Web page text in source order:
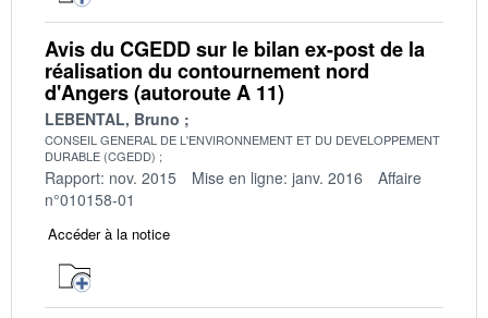
Avis du CGEDD sur le bilan ex-post de la
réalisation du contournement nord
d'Angers (autoroute A 11)
LEBENTAL, Bruno
CONSEIL GENERAL DE L'ENVIRONNEMENT ET DU DEVELOPPEMENT
DURABLE (CGEDD)
Rapport: nov. 2015 Mise en ligne: janv. 2016
Affaire
n°010158-01
Accéder à la notice